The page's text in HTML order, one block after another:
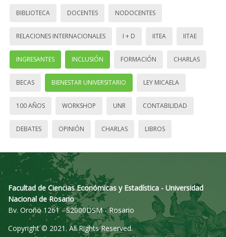
BIBLIOTECA DOCENTES NODOCENTES
RELACIONES INTERNACIONALES I + D IITEA IITAE
INGRESANTES INCLUSIÓN FORMACIÓN CHARLAS
BECAS BIENESTAR UNIVERSITARIO LEY MICAELA
100 AÑOS WORKSHOP UNR CONTABILIDAD
DEBATES OPINIÓN CHARLAS LIBROS
Facultad de Ciencias Económicas y Estadística - Universidad
Nacional de Rosario
Bv. Oroño 1261 - S2000DSM - Rosario
Copyright © 2021. All Rights Reserved.